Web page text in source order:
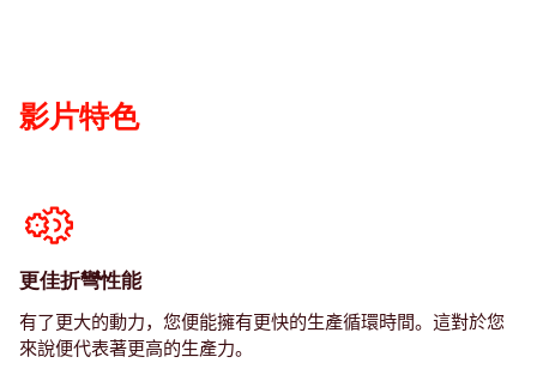
影片特色
更佳折彎性能
有了更大的動力，您便能擁有更快的生產循環時間。這對於您
來說便代表著更高的生產力。